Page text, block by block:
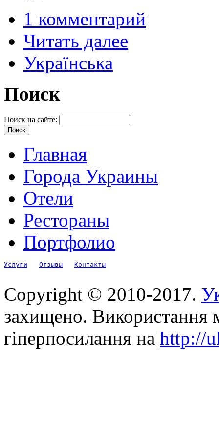
1 комментарий
Читать далее
Українська
Поиск
Поиск на сайте:
Главная
Города Украины
Отели
Рестораны
Портфолио
Услуги Отзывы Контакты
Copyright © 2010-2017.
захищено. Використання
гіперпосилання на http://